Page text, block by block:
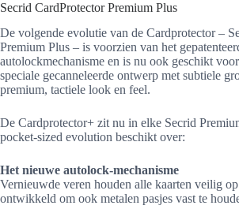
Secrid CardProtector Premium Plus
De volgende evolutie van de Cardprotector –
Premium Plus – is voorzien van het
autolockmechanisme en is nu ook geschikt
speciale gecanneleerde ontwerp met subtiele
premium, tactiele look en feel.
De Cardprotector+ zit nu in elke Secrid
pocket-sized evolution beschikt over:
Het nieuwe autolock-mechanisme
Vernieuwde veren houden alle kaarten veilig
ontwikkeld om ook metalen pasjes vast te